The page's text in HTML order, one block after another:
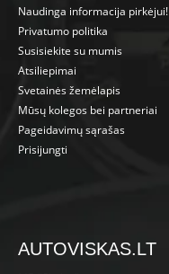
Naudinga informacija pirkėjui!
Privatumo politika
Susisiekite su mumis
Atsiliepimai
Svetainės žemėlapis
Mūsų kolegos bei partneriai
Pageidavimų sąrašas
Prisijungti
AUTOVISKAS.LT